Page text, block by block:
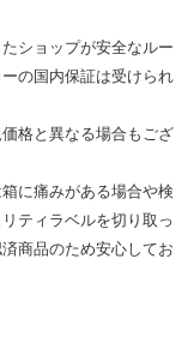
ショップが安全なルー
の国内保証は受けられ
格と異なる場合もござ
に痛みがある場合や検
ティラベルを切り取っ
商品のため安心してお